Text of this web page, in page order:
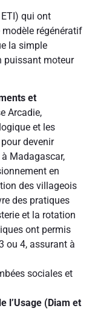
ETI) qui ont
régénératif
la simple
puissant moteur
et
Arcadie,
et les
devenir
Madagascar,
en
des villageois
des pratiques
et la rotation
ont permis
ou 4, assurant à
sociales et
l’Usage (Diam et